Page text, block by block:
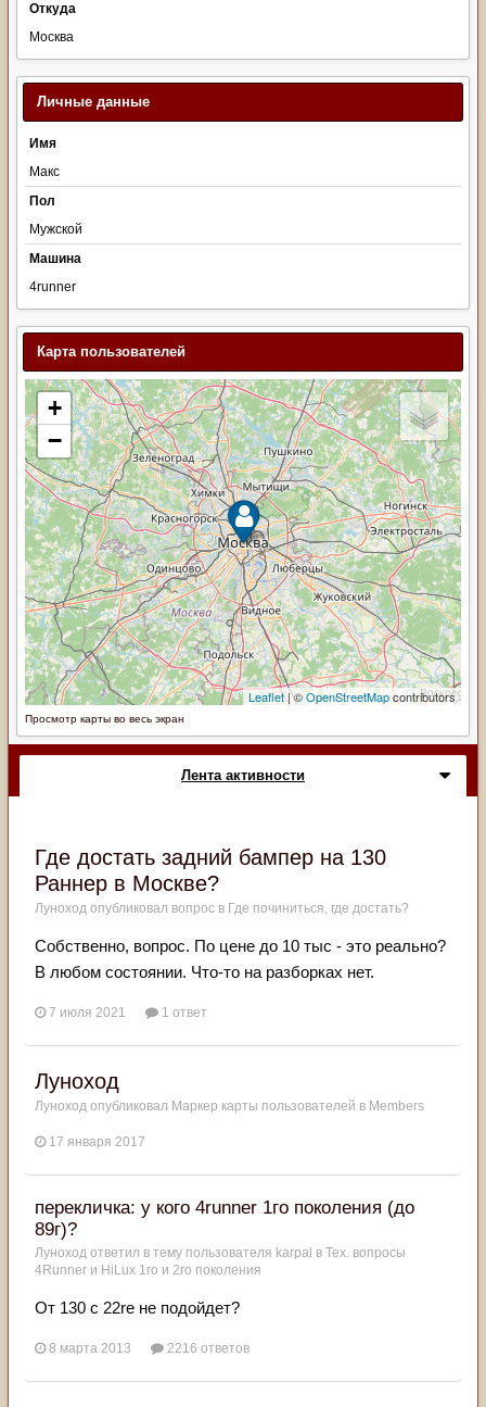
Откуда
Москва
Личные данные
Имя
Макс
Пол
Мужской
Машина
4runner
Карта пользователей
Просмотр карты во весь экран
Лента активности
Где достать задний бампер на 130
Раннер в Москве?
Луноход опубликовал вопрос в Где починиться, где достать?
Собственно, вопрос. По цене до 10 тыс - это реально?
В любом состоянии. Что-то на разборках нет.
7 июля 2021 1 ответ
Луноход
Луноход опубликовал Маркер карты пользователей в Members
17 января 2017
перекличка: у кого 4runner 1го поколения (до
89г)?
Луноход ответил в тему пользователя karpal в Тех. вопросы
4Runner и HiLux 1го и 2го поколения
От 130 с 22re не подойдет?
8 марта 2013 2216 ответов